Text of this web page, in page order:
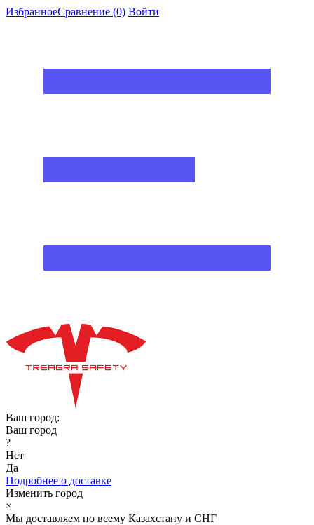
ИзбранноеСравнение (0) Войти
Ваш город:
Ваш город
?
Нет
Да
Подробнее о доставке
Изменить город
×
Мы доставляем по всему Казахстану и СНГ